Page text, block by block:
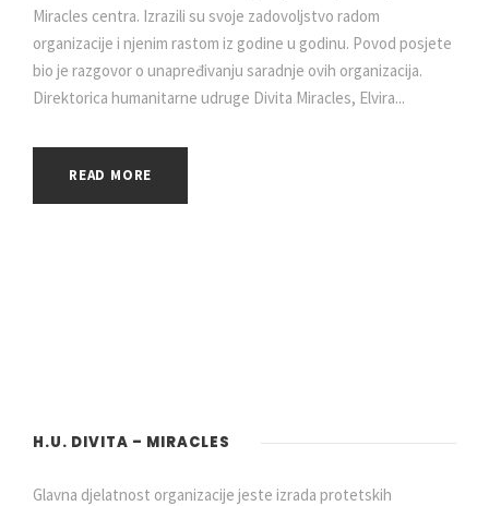
Miracles centra. Izrazili su svoje zadovoljstvo radom
organizacije i njenim rastom iz godine u godinu. Povod posjete
bio je razgovor o unapređivanju saradnje ovih organizacija.
Direktorica humanitarne udruge Divita Miracles, Elvira...
READ MORE
H.U. DIVITA – MIRACLES
Glavna djelatnost organizacije jeste izrada protetskih